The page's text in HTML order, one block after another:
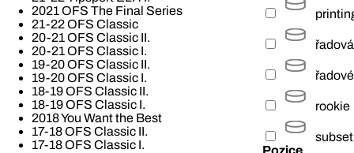
2021 OFS The Final Series
21-22 OFS Classic
20-21 OFS Classic II.
20-21 OFS Classic I.
19-20 OFS Classic II.
19-20 OFS Classic I.
18-19 OFS Classic II.
18-19 OFS Classic I.
2018 You Want the Best
17-18 OFS Classic II.
17-18 OFS Classic I.
řadová
řadové
rookie
subset
Pozice